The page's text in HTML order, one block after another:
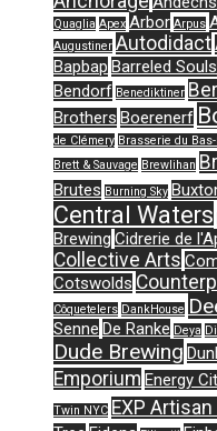
Quaglia Apex Arbor Arpus
Augustiner Autodidact
Bapbap Barreled Souls
Bendorf Benediktiner
Brothers Boerenerf
de Clémery Brasserie du Bas-
Brett & Sauvage Brewlihan
Brutes Burning Sky
Central Waters
Brewing Cidrerie de
Collective Arts
Cotswolds
Côquetelers DankHouse
Senne De Ranke Deya
Dude Brewing
Emporium Energy
Twin NYC EXP